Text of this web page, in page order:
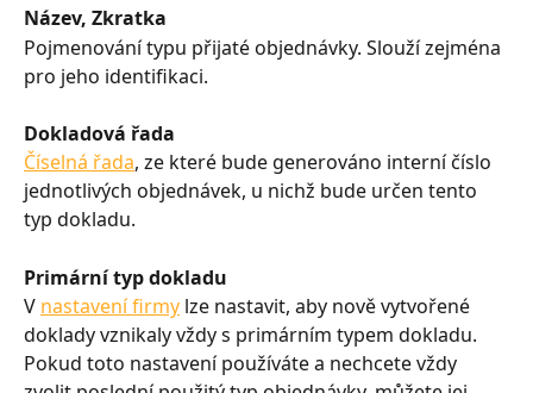
Název, Zkratka
Pojmenování typu přijaté objednávky. Slouží zejména
pro jeho identifikaci.
Dokladová řada
Číselná řada, ze které bude generováno interní číslo
jednotlivých objednávek, u nichž bude určen tento
typ dokladu.
Primární typ dokladu
V nastavení firmy lze nastavit, aby nově vytvořené
doklady vznikaly vždy s primárním typem dokladu.
Pokud toto nastavení používáte a nechcete vždy